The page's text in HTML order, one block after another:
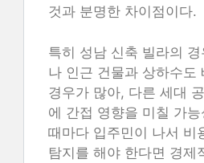
것과 분명한 차이점이다.
특히 성남 신축 빌라의
나 인근 건물과 상하수도
경우가 많아, 다른 세대
에 간접 영향을 미칠 가
때마다 입주민이 나서 비
탐지를 해야 한다면 경제